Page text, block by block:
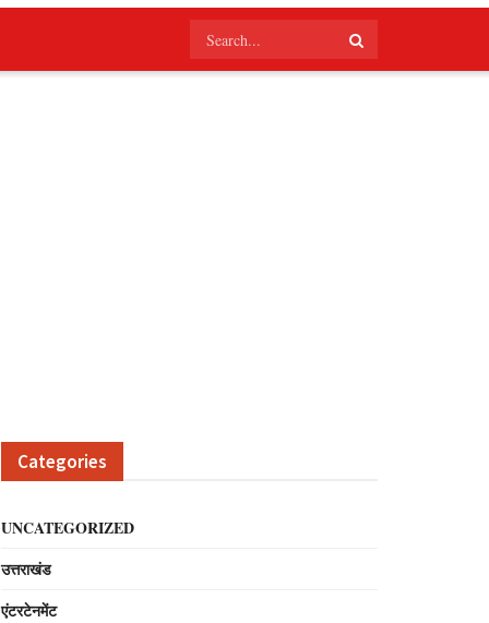
Categories
UNCATEGORIZED
उत्तराखंड
एंटरटेनमेंट